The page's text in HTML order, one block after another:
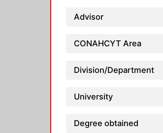
Advisor
CONAHCYT Area
Division/Department
University
Degree obtained